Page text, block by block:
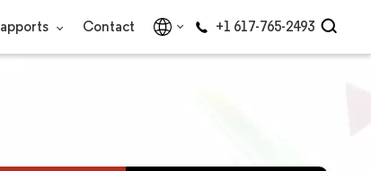
Contact +1 617-765-2493